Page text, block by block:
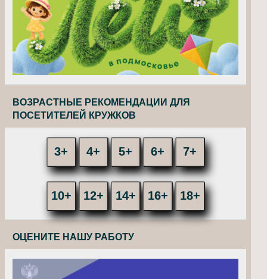
ВОЗРАСТНЫЕ РЕКОМЕНДАЦИИ ДЛЯ
ПОСЕТИТЕЛЕЙ КРУЖКОВ
3+ 4+ 5+ 6+ 7+
10+ 12+ 14+ 16+ 18+
ОЦЕНИТЕ НАШУ РАБОТУ